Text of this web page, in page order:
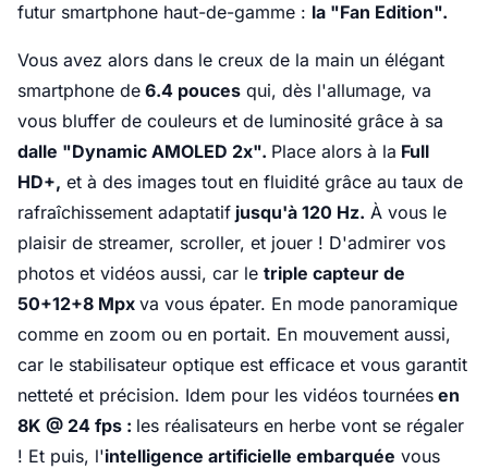
futur smartphone haut-de-gamme : la "Fan Edition".
Vous avez alors dans le creux de la main un élégant
smartphone de 6.4 pouces qui, dès l'allumage, va
vous bluffer de couleurs et de luminosité grâce à sa
dalle "Dynamic AMOLED 2x". Place alors à la Full
HD+, et à des images tout en fluidité grâce au taux de
rafraîchissement adaptatif jusqu'à 120 Hz. À vous le
plaisir de streamer, scroller, et jouer ! D'admirer vos
photos et vidéos aussi, car le triple capteur de
50+12+8 Mpx va vous épater. En mode panoramique
comme en zoom ou en portait. En mouvement aussi,
car le stabilisateur optique est efficace et vous garantit
netteté et précision. Idem pour les vidéos tournées en
8K @ 24 fps : les réalisateurs en herbe vont se régaler
! Et puis, l'intelligence artificielle embarquée vous